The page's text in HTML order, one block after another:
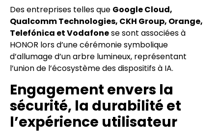
Des entreprises telles que Google Cloud,
Qualcomm Technologies, CKH Group, Orange,
Telefónica et Vodafonese sont associées à
HONOR lors d’une cérémonie symbolique
d’allumage d’un arbre lumineux, représentant
l’union de l’écosystème des dispositifs à IA.
Engagement envers la
sécurité, la durabilité et
l’expérience utilisateur